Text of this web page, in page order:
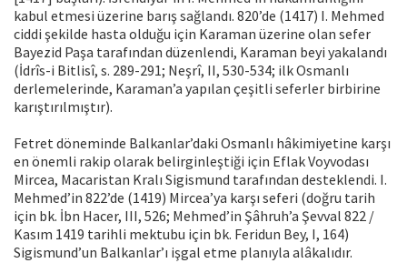
kabul etmesi üzerine barış sağlandı. 820’de (1417) I. Mehmed
ciddi şekilde hasta olduğu için Karaman üzerine olan sefer
Bayezid Paşa tarafından düzenlendi, Karaman beyi yakalandı
(İdrîs-i Bitlisî, s. 289-291; Neşrî, II, 530-534; ilk Osmanlı
derlemelerinde, Karaman’a yapılan çeşitli seferler birbirine
karıştırılmıştır).
Fetret döneminde Balkanlar’daki Osmanlı hâkimiyetine karşı
en önemli rakip olarak belirginleştiği için Eflak Voyvodası
Mircea, Macaristan Kralı Sigismund tarafından desteklendi. I.
Mehmed’in 822’de (1419) Mircea’ya karşı seferi (doğru tarih
için bk. İbn Hacer, III, 526; Mehmed’in Şâhruh’a Şevval 822 /
Kasım 1419 tarihli mektubu için bk. Feridun Bey, I, 164)
Sigismund’un Balkanlar’ı işgal etme planıyla alâkalıdır.